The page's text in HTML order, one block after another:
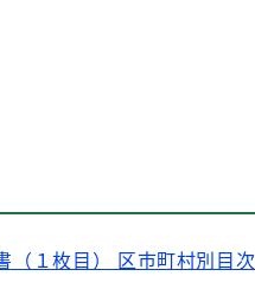
（１枚目） 区市町村別目次